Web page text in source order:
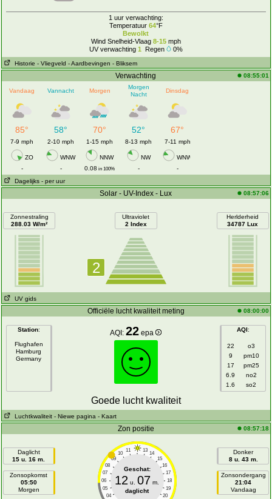
1 uur verwachting:
Temperatuur 64°F
Bewolkt
Wind Snelheid-Vlaag 8-15mph
UV verwachting 1 Regen 0%
Historie - Vliegveld - Aardbevingen - Bliksem
Verwachting 08:55:01
Vandaag Vannacht Morgen
Morgen
Nacht
Dinsdag
85° 58° 70° 52° 67°
7-9 mph 2-10 mph 1-15 mph 8-13 mph 7-11 mph
ZO WNW NNW NW
WNW
-
- 0.08 in 100% -
-
Dagelijks - per uur
Solar - UV-Index - Lux 08:57:06
Zonnestraling
288.03 W/m²
Ultraviolet
2 Index
2
Herlderheid
34787 Lux
UV gids
Officiële lucht kwaliteit meting 08:00:00
Station:
Flughafen
Hamburg
Germany
AQI:22 epa AQI:
22
o3
9
pm10
17
pm25
6.9
no2
1.6
so2
Goede lucht kwaliteit
Luchtkwaliteit - Niewe pagina - Kaart
Zon positie 08:57:18
Daglicht
15 u. 16 m.
Zonsopkomst
05:50
Morgen
11 13
10
14
09
15
08
16
07
17
06
18
05
19
04
20
Geschat:
12 u.07 m.
daglicht
Donker
8 u. 43 m.
Zonsondergang
21:04
Vandaag